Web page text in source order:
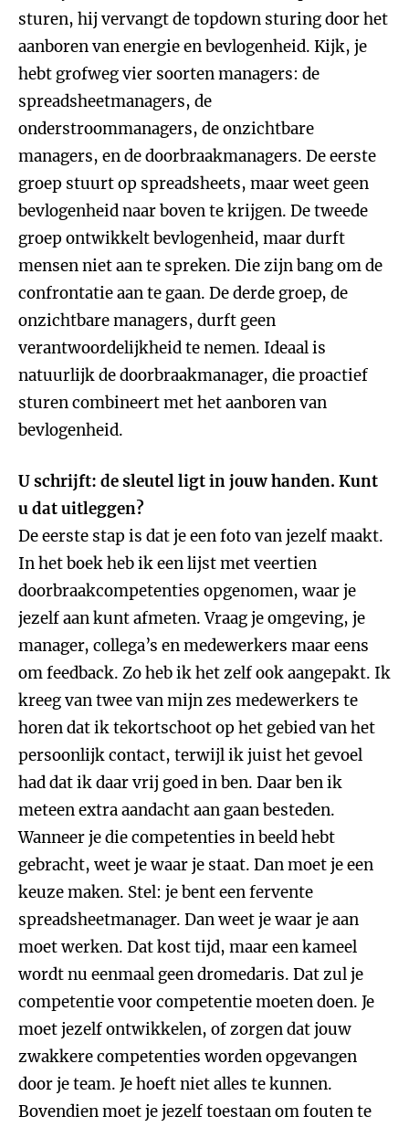
sturen, hij vervangt de topdown sturing door het
aanboren van energie en bevlogenheid. Kijk, je
hebt grofweg vier soorten managers: de
spreadsheetmanagers, de
onderstroommanagers, de onzichtbare
managers, en de doorbraakmanagers. De eerste
groep stuurt op spreadsheets, maar weet geen
bevlogenheid naar boven te krijgen. De tweede
groep ontwikkelt bevlogenheid, maar durft
mensen niet aan te spreken. Die zijn bang om de
confrontatie aan te gaan. De derde groep, de
onzichtbare managers, durft geen
verantwoordelijkheid te nemen. Ideaal is
natuurlijk de doorbraakmanager, die proactief
sturen combineert met het aanboren van
bevlogenheid.
U schrijft: de sleutel ligt in jouw handen. Kunt
u dat uitleggen?
De eerste stap is dat je een foto van jezelf maakt.
In het boek heb ik een lijst met veertien
doorbraakcompetenties opgenomen, waar je
jezelf aan kunt afmeten. Vraag je omgeving, je
manager, collega’s en medewerkers maar eens
om feedback. Zo heb ik het zelf ook aangepakt. Ik
kreeg van twee van mijn zes medewerkers te
horen dat ik tekortschoot op het gebied van het
persoonlijk contact, terwijl ik juist het gevoel
had dat ik daar vrij goed in ben. Daar ben ik
meteen extra aandacht aan gaan besteden.
Wanneer je die competenties in beeld hebt
gebracht, weet je waar je staat. Dan moet je een
keuze maken. Stel: je bent een fervente
spreadsheetmanager. Dan weet je waar je aan
moet werken. Dat kost tijd, maar een kameel
wordt nu eenmaal geen dromedaris. Dat zul je
competentie voor competentie moeten doen. Je
moet jezelf ontwikkelen, of zorgen dat jouw
zwakkere competenties worden opgevangen
door je team. Je hoeft niet alles te kunnen.
Bovendien moet je jezelf toestaan om fouten te